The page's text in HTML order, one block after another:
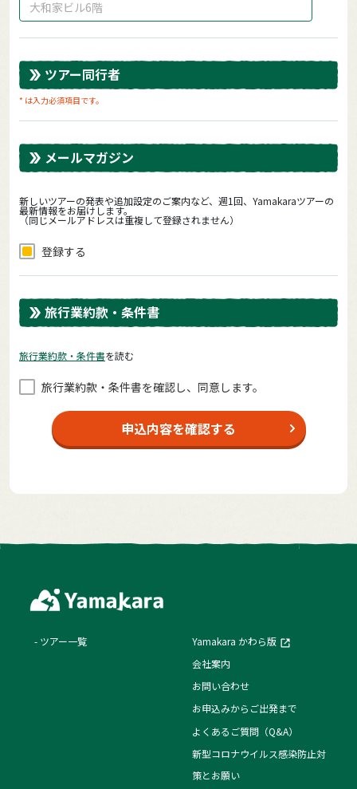
ツアー同行者
* は入力必須項目です。
メールマガジン
新しいツアーの発表や追加設定のご案内など、週1回、Yamakaraツアーの
最新情報をお届けします。
（同じメールアドレスは重複して登録されません）
登録する
旅行業約款・条件書
旅⾏業約款・条件書を読む
旅⾏業約款・条件書を確認し、同意します。
申込内容を確認する
ツアー一覧
Yamakara かわら版
会社案内
お問い合わせ
お申込みからご出発まで
よくあるご質問（Q&A）
新型コロナウイルス感染防止対
策とお願い